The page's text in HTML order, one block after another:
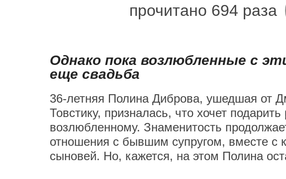
прочитано 694 раза
Однако пока возлюбленные с
еще свадьба
36-летняя Полина Диброва, ушедшая от
Товстику, призналась, что хочет
возлюбленному. Знаменитость
отношения с бывшим супругом, вместе с
сыновей. Но, кажется, на этом Полина